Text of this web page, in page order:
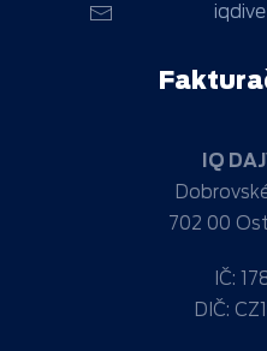
IQ
702 00
IČ:
DIČ: